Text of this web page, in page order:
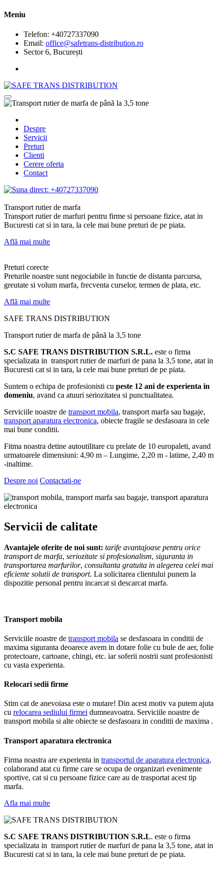
Meniu
Telefon: +40727337090
Email: office@safetrans-distribution.ro
Sector 6, București
Despre
Servicii
Preturi
Clienti
Cerere oferta
Contact
Transport rutier de marfa
Transport rutier de marfuri pentru firme si persoane fizice, atat in
Bucuresti cat si in tara, la cele mai bune preturi de pe piata.
Află mai multe
Preturi corecte
Preturile noastre sunt negociabile in functie de distanta parcursa,
greutate si volum marfa, frecventa curselor, termen de plata, etc.
Află mai multe
SAFE TRANS DISTRIBUTION
Transport rutier de marfa de până la 3,5 tone
S.C SAFE TRANS DISTRIBUTION S.R.L. este o firma
specializata in transport rutier de marfuri de pana la 3,5 tone, atat in
Bucuresti cat si in tara, la cele mai bune preturi de pe piata.
Suntem o echipa de profesionisti cu peste 12 ani de experienta in
domeniu, avand ca atuuri seriozitatea si punctualitatea.
Serviciile noastre de transport mobila, transport marfa sau bagaje,
transport aparatura electronica, obiecte fragile se desfasoara in cele
mai bune conditii.
Fitma noastra detine autoutilitare cu prelate de 10 europaleti, avand
urmatoarele dimensiuni: 4,90 m – Lungime, 2,20 m - latime, 2,40 m
-inaltime.
Despre noi Contactati-ne
Servicii de calitate
Avantajele oferite de noi sunt: tarife avantajoase pentru orice
transport de marfa, seriozitate si profesionalism, siguranta in
transportarea marfurilor, consultanta gratuita in alegerea celei mai
eficiente solutii de transport. La solicitarea clientului punem la
dispozitie personal pentru incarcat si descarcat marfa.
Transport mobila
Serviciile noastre de transport mobila se desfasoara in conditii de
maxima siguranta deoarece avem in dotare folie cu bule de aer, folie
protectoare, cartoane, chingi, etc. iar soferii nostrii sunt profesionisti
cu vasta experienta.
Relocari sedii firme
Stim cat de anevoiasa este o mutare! Din acest motiv va putem ajuta
cu relocarea sediului firmei dumneavoatra. Serviciile noastre de
transport mobila si alte obiecte se desfasoara in conditii de maxima .
Transport aparatura electronica
Firma noastra are experienta in transportul de aparatura electronica,
colaborand atat cu firme care se ocupa de organizari evenimente
sportive, cat si cu persoane fizice care au de trasportat acest tip
marfa.
Afla mai multe
S.C SAFE TRANS DISTRIBUTION S.R.L. este o firma
specializata in transport rutier de marfuri de pana la 3,5 tone, atat in
Bucuresti cat si in tara, la cele mai bune preturi de pe piata.